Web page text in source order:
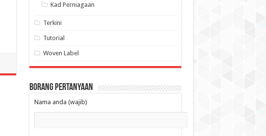
Kad Perniagaan
Terkini
Tutorial
Woven Label
Borang Pertanyaan
Nama anda (wajib)